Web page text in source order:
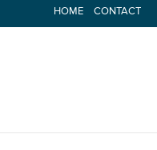
naar
HOME CONTACT